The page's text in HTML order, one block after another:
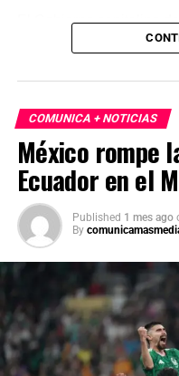
El Gobierno capitalino
cerca de 1.4 millones
las autoridades hicieron
el Mundial 2026 con
seguridad en eventos
COMUNICA + NOTICIAS
México rompe
Ecuador en el
Published 1 mes ago
By